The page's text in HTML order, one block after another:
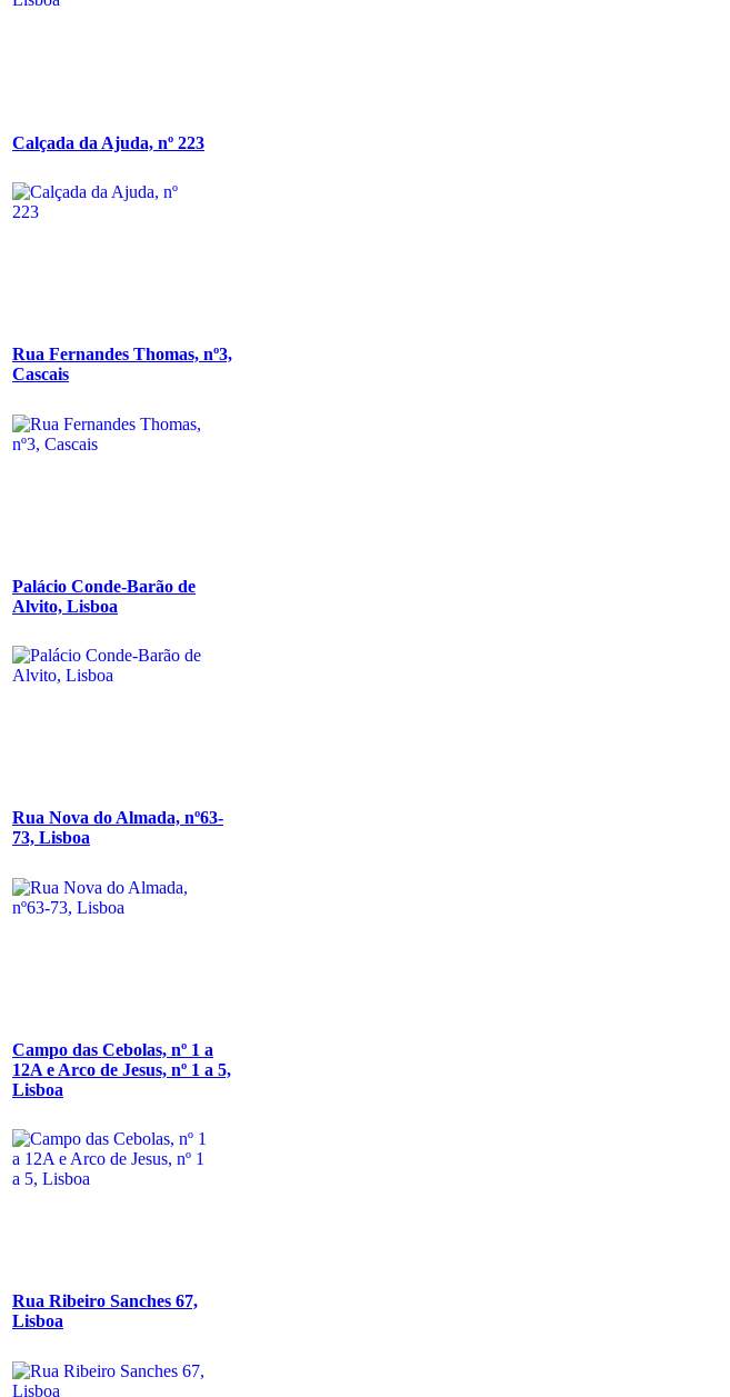
Calçada da Ajuda, nº 223
Rua Fernandes Thomas, nº3,
Cascais
Palácio Conde-Barão de
Alvito, Lisboa
Rua Nova do Almada, nº63-
73, Lisboa
Campo das Cebolas, nº 1 a
12A e Arco de Jesus, nº 1 a 5,
Lisboa
Rua Ribeiro Sanches 67,
Lisboa